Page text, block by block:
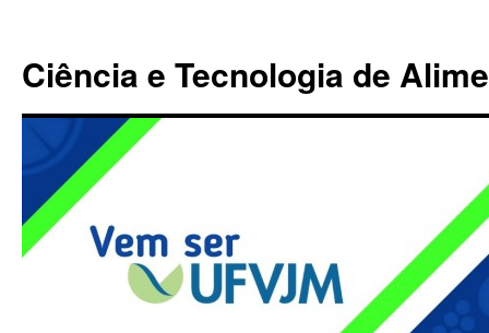
Ciência e Tecnologia de